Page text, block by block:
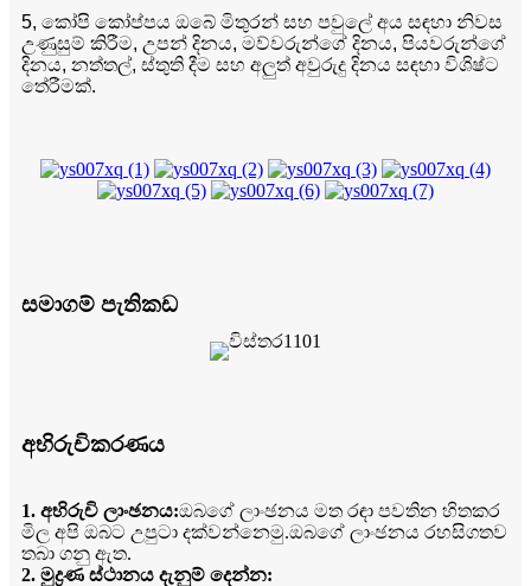
5, කෝපි කෝප්පය ඔබේ මිතුරන් සහ පවුලේ අය සඳහා නිවස
උණුසුම් කිරීම, උපන් දිනය, මව්වරුන්ගේ දිනය, පියවරුන්ගේ
දිනය, නත්තල්, ස්තුති දීම සහ අලුත් අවුරුදු දිනය සඳහා විශිෂ්ට
තේරීමක්.
සමාගම් පැතිකඩ
අභිරුචිකරණය
1. අභිරුචි ලාංඡනය:ඔබගේ ලාංඡනය මත රඳා පවතින හිතකර
මිල අපි ඔබට උපුටා දක්වන්නෙමු.ඔබගේ ලාංඡනය රහසිගතව
තබා ගනු ඇත.
2. මුද්‍රණ ස්ථානය දැනුම් දෙන්න: